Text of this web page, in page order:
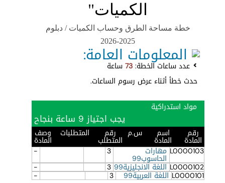
الكميات"
خطة مساحة الطرق وحساب الكميات / دبلوم
2025-2026
المعلومات العامة:
عدد ساعات الخطة:73ساعة
حدث خطأ أثناء عرض رسوم الساعات.
مواد استدراكية
يجب اجتياز 9 ساعة بنجاح
رقم
المادة
اسم
المادة
س.م رقم
المتطلب
المتطلبات وصف
المادة
L0000103 مهارات
الحاسوب99
3
-
L0000102 اللغة الانجليزية99 3
-
L0000101 اللغة العربية99 3
-